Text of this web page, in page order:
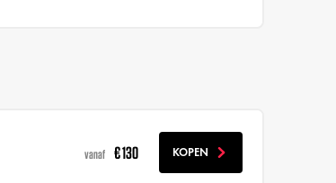
vanaf € 130 KOPEN